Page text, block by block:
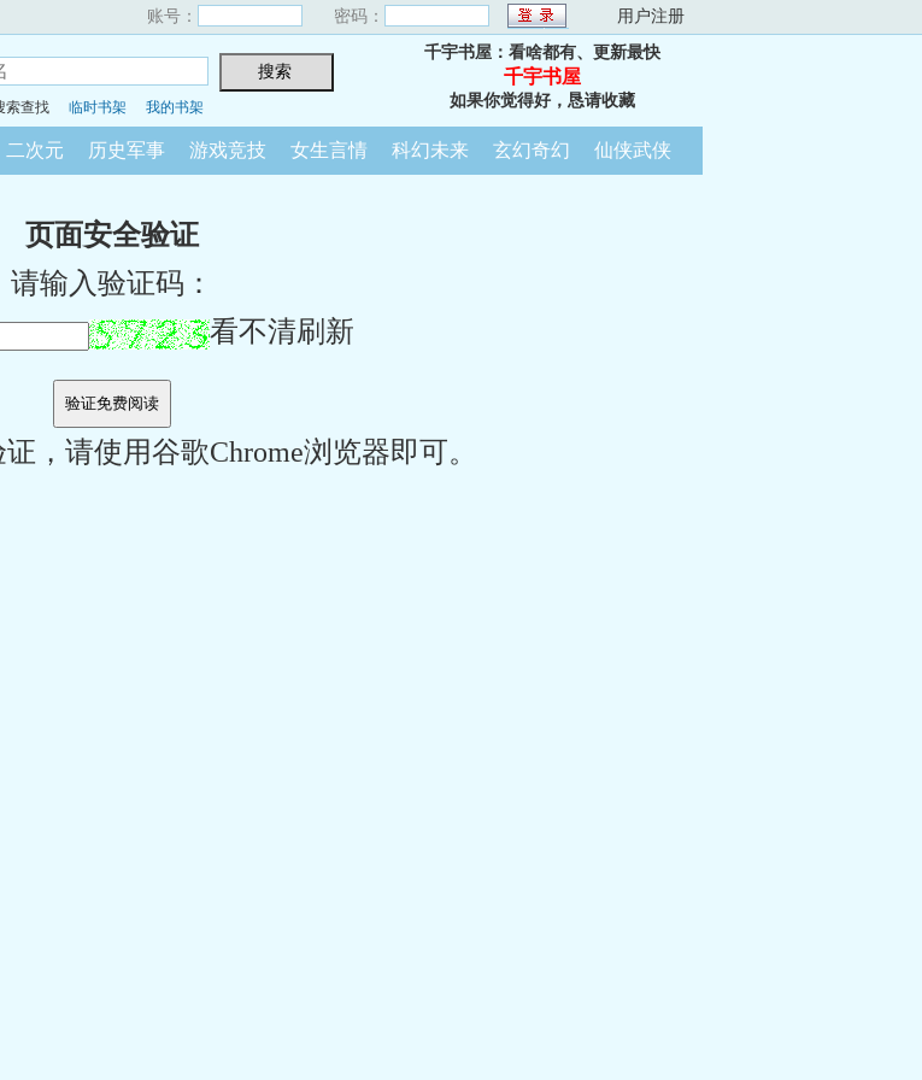
账号： 密码： 用户注册
索查找 临时书架 我的书架
千宇书屋：看啥都有、更新最快
千宇书屋
如果你觉得好，恳请收藏
二次元 历史军事 游戏竞技 女生言情 科幻未来 玄幻奇幻 仙侠武侠
页面安全验证
请输入验证码：
看不清刷新
，请使用谷歌Chrome浏览器即可。